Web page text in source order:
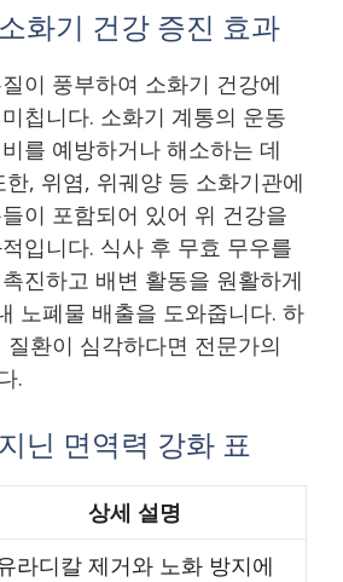
화기 건강 증진 효과
이 풍부하여 소화기 건강에
칩니다. 소화기 계통의 운동
를 예방하거나 해소하는 데
, 위염, 위궤양 등 소화기관에
이 포함되어 있어 위 건강을
입니다. 식사 후 무효 무우를
진하고 배변 활동을 원활하게
노폐물 배출을 도와줍니다. 하
환이 심각하다면 전문가의
.
닌 면역력 강화 표
상세 설명
라디칼 제거와 노화 방지에